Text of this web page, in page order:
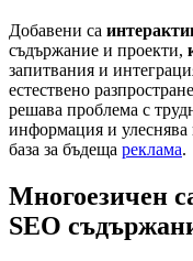
Добавени са
съдържание и проекти,
запитвания и
естествено
решава проблема с
информация и улеснява
база за бъдеща реклама.
Многоезичен
SEO